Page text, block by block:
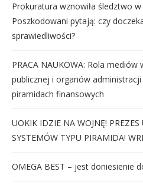
Prokuratura wznowiła śledztwo
Poszkodowani pytają: czy
sprawiedliwości?
PRACA NAUKOWA: Rola
publicznej i organów
piramidach finansowych
UOKIK IDZIE NA WOJNĘ!
SYSTEMÓW TYPU PIRAMIDA!
OMEGA BEST – jest doniesienie